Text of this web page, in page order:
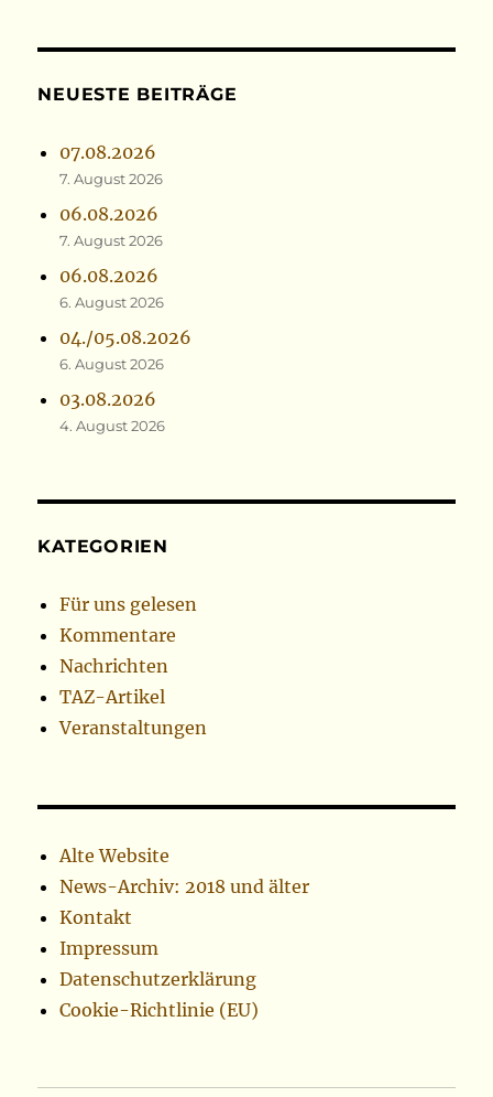
NEUESTE BEITRÄGE
07.08.2026
7. August 2026
06.08.2026
7. August 2026
06.08.2026
6. August 2026
04./05.08.2026
6. August 2026
03.08.2026
4. August 2026
KATEGORIEN
Für uns gelesen
Kommentare
Nachrichten
TAZ-Artikel
Veranstaltungen
Alte Website
News-Archiv: 2018 und älter
Kontakt
Impressum
Datenschutzerklärung
Cookie-Richtlinie (EU)